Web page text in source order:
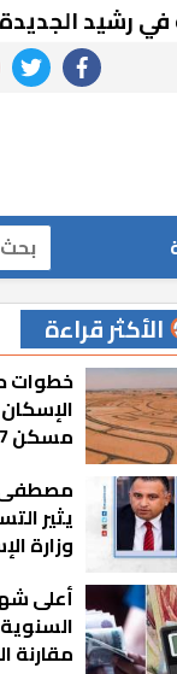
facebook
بحث
الأكثر قراءة
خطوات
مصطفى
يثير
وزارة
أعلى
مقارنة